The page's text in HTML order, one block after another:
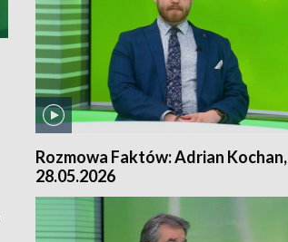
Rozmowa Faktów: Adrian Kochan,
28.05.2026